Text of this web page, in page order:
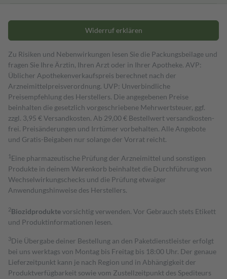
Widerruf erklären
Zu Risiken und Nebenwirkungen lesen Sie die Packungsbeilage und
fragen Sie Ihre Ärztin, Ihren Arzt oder in Ihrer Apotheke. AVP:
Üblicher Apothekenverkaufspreis berechnet nach der
Arzneimittelpreisverordnung. UVP: Unverbindliche
Preisempfehlung des Herstellers. Die angegebenen Preise
beinhalten die gesetzlich vorgeschriebene Mehrwertsteuer, ggf.
zzgl. 3,95 € Versandkosten. Ab 29,00 € Bestell­wert versand­kosten­
frei. Preisänderungen und Irrtümer vorbehalten. Alle Angebote
und Gratis-Beigaben nur solange der Vorrat reicht.
1 Eine pharmazeutische Prüfung der Arzneimittel und sonstigen
Produkte in deinem Warenkorb beinhaltet die Durchführung von
Wechselwirkungschecks und die Prüfung etwaiger
Anwendungshinweise des Herstellers.
2Biozidproduktevorsichtig verwenden. Vor Gebrauch stets Etikett
und Produktinformationen lesen.
3Die Übergabe deiner Bestellung an den Paketdienstleister erfolgt
bei uns werktags von Montag bis Freitag bis 18:00 Uhr. Der genaue
Lieferzeitpunkt kann je nach Region und in Abhängigkeit der
Produktverfügbarkeit sowie vom Zustellzeitpunkt des Spediteurs